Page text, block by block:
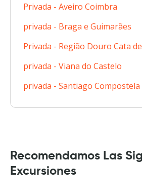
Privada - Aveiro Coimbra
privada - Braga e Guimarães
Privada - Região Douro Cata
privada - Viana do Castelo
privada - Santiago Compostela
Recomendamos Las
Excursiones